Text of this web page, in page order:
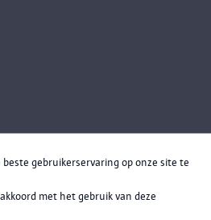
beste gebruikerservaring op onze site te
met het gebruik van deze